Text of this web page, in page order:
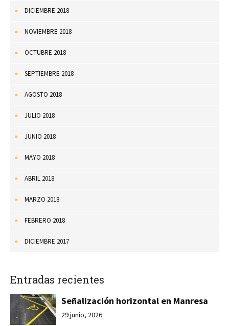
DICIEMBRE 2018
NOVIEMBRE 2018
OCTUBRE 2018
SEPTIEMBRE 2018
AGOSTO 2018
JULIO 2018
JUNIO 2018
MAYO 2018
ABRIL 2018
MARZO 2018
FEBRERO 2018
DICIEMBRE 2017
Entradas recientes
Señalización horizontal en Manresa
29 junio, 2026